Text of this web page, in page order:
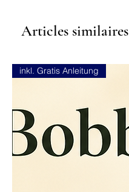
Articles similaires
inkl. Gratis Anleitung